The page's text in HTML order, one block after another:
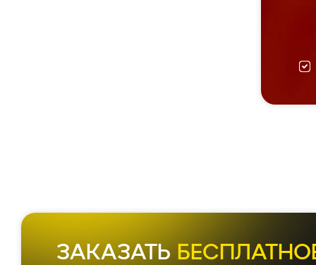
ЗАКАЗАТЬ